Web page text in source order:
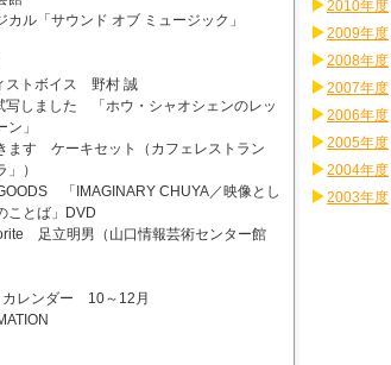
カル「サウンド オブ ミュージック」
ストボイス 野村 誠
写しました 「ホウ・シャオシェンのレッ
ン」
ます ケーキセット（カフェレストラン
」）
「IMAGINARY CHUYA／映像とし
ことば」DVD
足立明男（山口情報芸術センター館
カレンダー 10～12月
2010年度
2009年度
2008年度
2007年度
2006年度
2005年度
2004年度
2003年度